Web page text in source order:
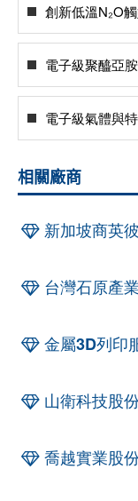
創新低溫N₂O
電子級聚醯亞
電子級氣體與
相關廠商
新加坡商英
台灣石原產
金屬3D列印
山衛科技股
喬越實業股